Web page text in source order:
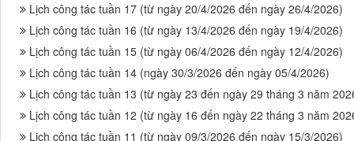
Lịch công tác tuần 17 (từ ngày 20/4/2026 đến ngày 26/4/2026)
Lịch công tác tuần 16 (từ ngày 13/4/2026 đến ngày 19/4/2026)
Lịch công tác tuần 15 (từ ngày 06/4/2026 đến ngày 12/4/2026)
Lịch công tác tuần 14 (ngày 30/3/2026 đến ngày 05/4/2026)
Lịch công tác tuần 13 (từ ngày 23 đến ngày 29 tháng 3 năm
Lịch công tác tuần 12 (từ ngày 16 đến ngày 22 tháng 3 năm
Lịch công tác tuần 11 (từ ngày 09/3/2026 đến ngày 15/3/2026)